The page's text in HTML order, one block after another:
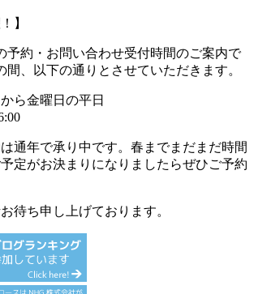
】
予約・お問い合わせ受付時間のご案内で
間、以下の通りとさせていただきます。
ら金曜日の平日
通年で承り中です。春までまだまだ時間
定がお決まりになりましたらぜひご予約
待ち申し上げております。